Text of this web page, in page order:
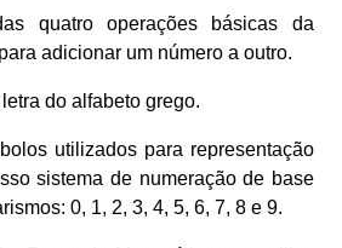
quatro operações básicas da
adicionar um número a outro.
do alfabeto grego.
utilizados para representação
sistema de numeração de base
0, 1, 2, 3, 4, 5, 6, 7, 8 e 9.